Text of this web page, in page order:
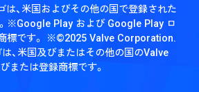
、米国およびその他の国で登録された
※Google Play および Google Play ロ
標です。
※©2025 Valve Corporation.
、米国及びまたはその他の国のValve
または登録商標です。